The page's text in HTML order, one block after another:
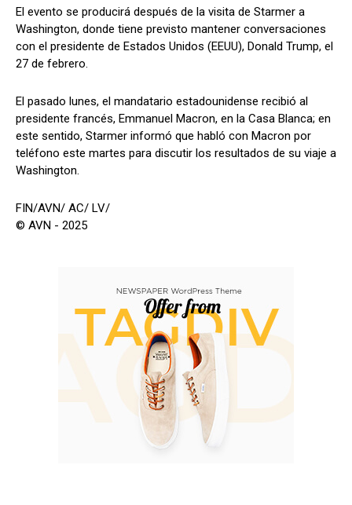
El evento se producirá después de la visita de Starmer a
Washington, donde tiene previsto mantener conversaciones
con el presidente de Estados Unidos (EEUU), Donald Trump, el
27 de febrero.
El pasado lunes, el mandatario estadounidense recibió al
presidente francés, Emmanuel Macron, en la Casa Blanca; en
este sentido, Starmer informó que habló con Macron por
teléfono este martes para discutir los resultados de su viaje a
Washington.
FIN/AVN/ AC/ LV/
© AVN - 2025